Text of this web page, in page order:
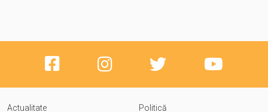
Actualitate Politică